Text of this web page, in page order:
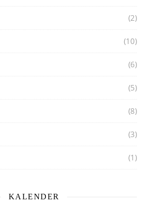
(2)
(10)
(6)
(5)
(8)
(3)
(1)
KALENDER